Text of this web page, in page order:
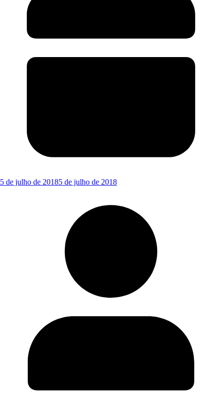
5 de julho de 20185 de julho de 2018